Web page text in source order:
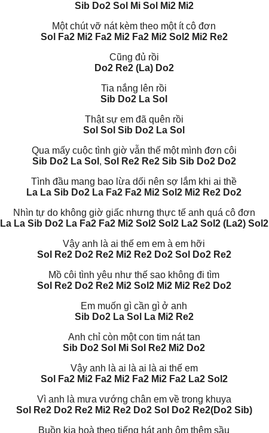
Sib Do2 Sol Mi Sol
Mi2 Mi2
Một chút vỡ nát kèm theo một ít cô đơn
Sol Fa2 Mi2 Fa2 Mi2 Fa2 Mi2 Sol2 Mi2 Re2
Cũng đủ rồi
Do2 Re2 (La) Do2
Tia nắng lên rồi
Sib Do2 La Sol
Thật sự em đã quên rồi
Sol Sol Sib Do2 La Sol
Qua mấy cuộc tình giờ vẫn thế một mình đơn côi
Sib Do2 La Sol , Sol Re2 Re2 Sib Sib Do2 Do2
Tình đầu mang bao lừa dối nên sợ lắm khi ai thề
La La Sib Do2 La Fa2 Fa2 Mi2 Sol2 Mi2 Re2 Do2
Nhìn tự do không giờ giấc nhưng thực tế anh quá cô đơn
La La Sib Do2 La Fa2 Fa2 Mi2 Sol2 Sol2 La2 Sol2 (La2) Sol2
Vậy anh là ai thế em em à em hỡi
Sol Re2 Do2 Re2 Mi2 Re2 Do2 Sol
Do2 Re2
Mồ côi tình yêu như thế sao không đi tìm
Sol Re2 Do2 Re2 Mi2 Sol2 Mi2 Mi2 Re2 Do2
Em muốn gì cần gì ở anh
Sib Do2 La Sol La Mi2 Re2
Anh chỉ còn một con tim nát tan
Sib Do2 Sol Mi Sol Re2 Mi2 Do2
Vậy anh là ai là ai là ai thế em
Sol Fa2 Mi2 Fa2 Mi2 Fa2 Mi2 Fa2 La2 Sol2
Vì anh là mưa vướng chân em về trong khuya
Sol Re2 Do2 Re2 Mi2 Re2 Do2 Sol Do2 Re2(Do2 Sib)
Buồn kia hoà theo tiếng hát anh ôm thêm sầu